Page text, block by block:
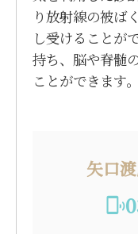
り放射線の被ば
し受けることが
持ち、脳や脊髄
ことができます。
矢口